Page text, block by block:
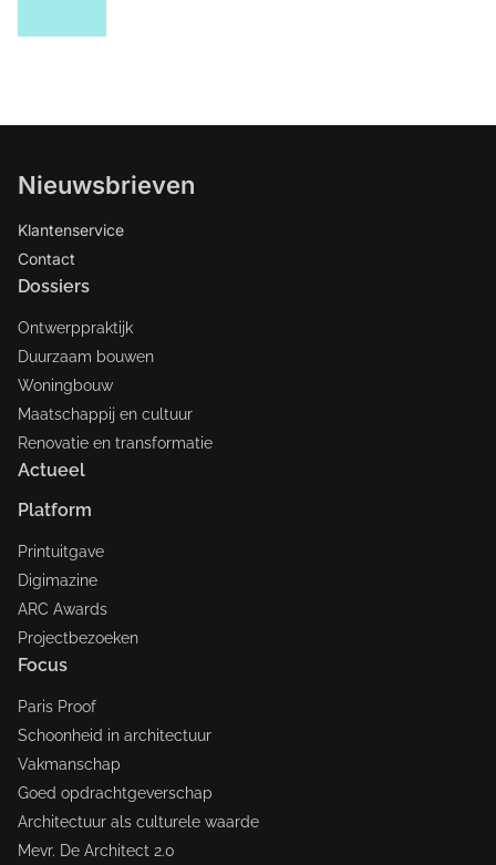
Nieuwsbrieven
Klantenservice
Contact
Dossiers
Ontwerppraktijk
Duurzaam bouwen
Woningbouw
Maatschappij en cultuur
Renovatie en transformatie
Actueel
Platform
Printuitgave
Digimazine
ARC Awards
Projectbezoeken
Focus
Paris Proof
Schoonheid in architectuur
Vakmanschap
Goed opdrachtgeverschap
Architectuur als culturele waarde
Mevr. De Architect 2.0